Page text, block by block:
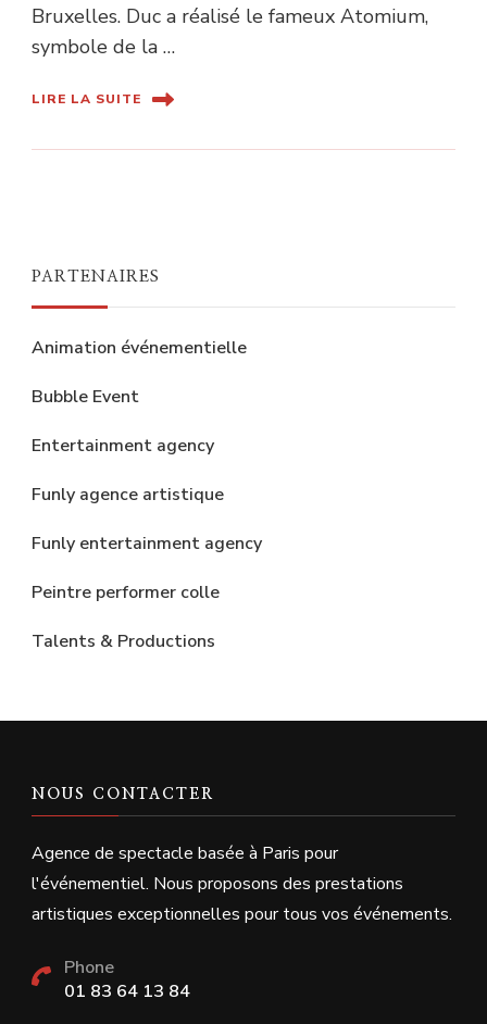
Bruxelles. Duc a réalisé le fameux Atomium,
symbole de la …
LIRE LA SUITE
PARTENAIRES
Animation événementielle
Bubble Event
Entertainment agency
Funly agence artistique
Funly entertainment agency
Peintre performer colle
Talents & Productions
NOUS CONTACTER
Agence de spectacle basée à Paris pour
l'événementiel. Nous proposons des prestations
artistiques exceptionnelles pour tous vos événements.
Phone
01 83 64 13 84